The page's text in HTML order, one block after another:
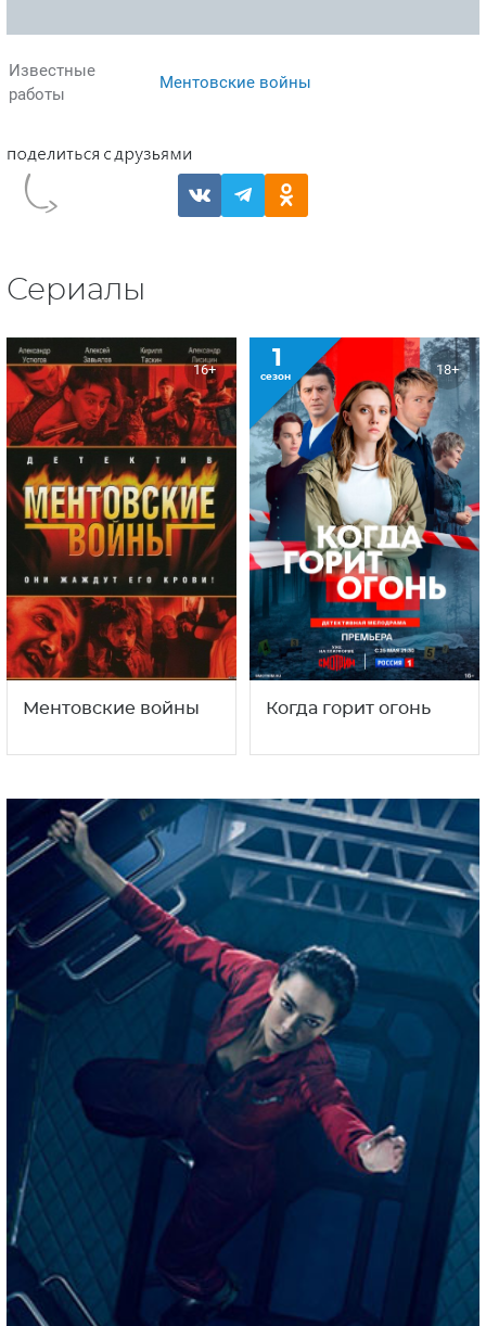
Известные
работы
Ментовские войны
Сериалы
16+
Ментовские войны
1
сезон 18+
Когда горит огонь